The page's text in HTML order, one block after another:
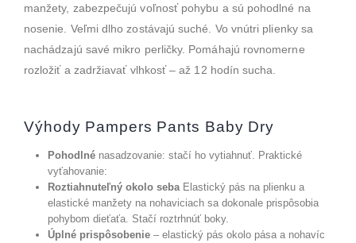
manžety, zabezpečujú voľnosť pohybu a sú pohodlné na
nosenie. Veľmi dlho zostávajú suché. Vo vnútri plienky sa
nachádzajú savé mikro perličky. Pomáhajú rovnomerne
rozložiť a zadržiavať vlhkosť – až 12 hodín sucha.
Výhody Pampers Pants Baby Dry
Pohodlnénasadzovanie: stačí ho vytiahnuť. Praktické
vyťahovanie:
Roztiahnuteľný okolo sebaElastický pás na plienku a
elastické manžety na nohaviciach sa dokonale prispôsobia
pohybom dieťaťa. Stačí roztrhnúť boky.
Úplné prispôsobenie– elastický pás okolo pása a nohavíc